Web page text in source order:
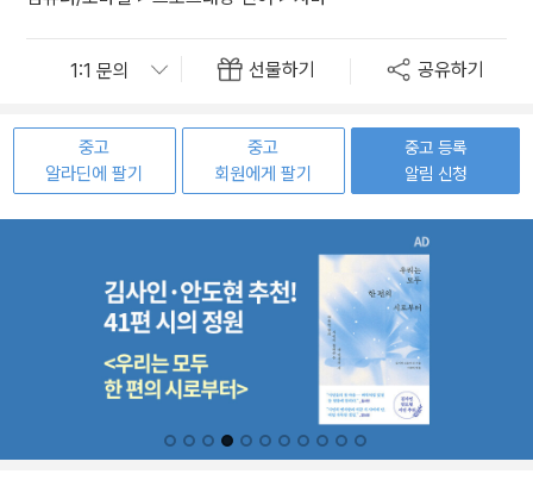
선물하기 공유하기
중고
알라딘에 팔기
중고
회원에게 팔기
중고 등록
알림 신청